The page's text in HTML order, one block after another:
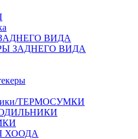
ВИДА
ЗАДНЕГО ВИДА
ТЕРМОСУМКИ
ХООДА